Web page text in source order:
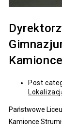
Post
Państwowe
Kamionce